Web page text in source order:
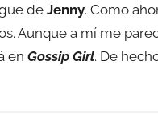
de Jenny. Como
Aunque a mí me
en Gossip Girl. De